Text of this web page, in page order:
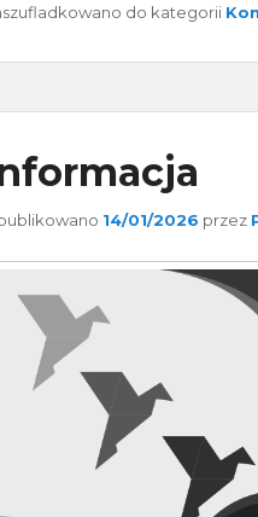
do kategorii
14/01/2026 przez